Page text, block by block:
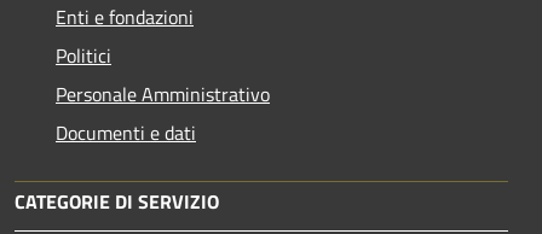
Enti e fondazioni
Politici
Personale Amministrativo
Documenti e dati
CATEGORIE DI SERVIZIO